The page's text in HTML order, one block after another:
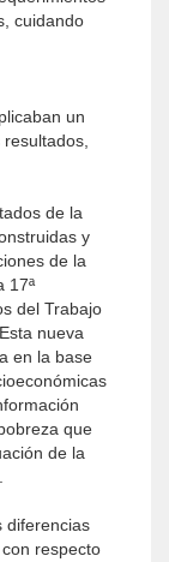
cuidando
un
de la
y
de la
17ª
del Trabajo
nueva
en la base
que
de la
diferencias
respecto